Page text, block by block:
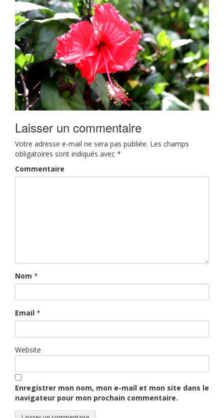
Laisser un commentaire
Votre adresse e-mail ne sera pas publiée. Les champs
obligatoires sont indiqués avec *
Commentaire
Nom *
Email *
Website
Enregistrer mon nom, mon e-mail et mon site dans le
navigateur pour mon prochain commentaire.